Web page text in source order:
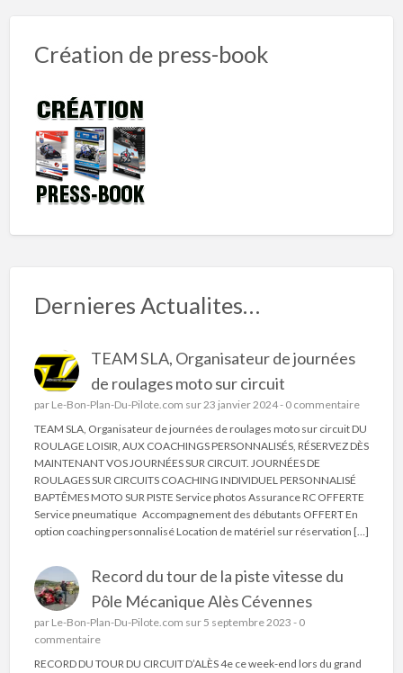
Création de press-book
Dernieres Actualites…
TEAM SLA, Organisateur de journées
de roulages moto sur circuit
par Le-Bon-Plan-Du-Pilote.com sur 23 janvier 2024 - 0 commentaire
TEAM SLA, Organisateur de journées de roulages moto sur circuit DU
ROULAGE LOISIR, AUX COACHINGS PERSONNALISÉS, RÉSERVEZ DÈS
MAINTENANT VOS JOURNÉES SUR CIRCUIT. JOURNÉES DE
ROULAGES SUR CIRCUITS COACHING INDIVIDUEL PERSONNALISÉ
BAPTÊMES MOTO SUR PISTE Service photos Assurance RC OFFERTE
Service pneumatique Accompagnement des débutants OFFERT En
option coaching personnalisé Location de matériel sur réservation […]
Record du tour de la piste vitesse du
Pôle Mécanique Alès Cévennes
par Le-Bon-Plan-Du-Pilote.com sur 5 septembre 2023 - 0
commentaire
RECORD DU TOUR DU CIRCUIT D’ALÈS 4e ce week-end lors du grand